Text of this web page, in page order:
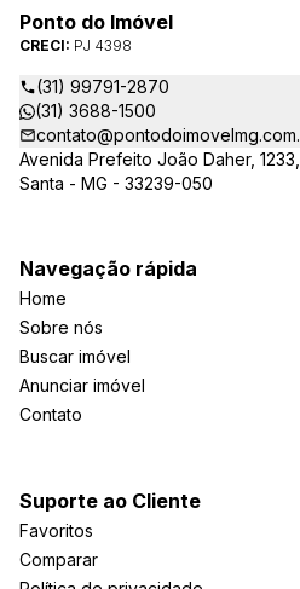
Ponto do Imóvel
CRECI: PJ 4398
(31) 99791-2870
(31) 3688-1500
Avenida Prefeito João Daher,
Santa - MG - 33239-050
Navegação rápida
Home
Sobre nós
Buscar imóvel
Anunciar imóvel
Contato
Suporte ao Cliente
Favoritos
Comparar